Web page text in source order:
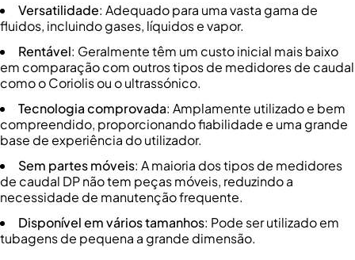
Versatilidade: Adequado para uma vasta gama de
fluidos, incluindo gases, líquidos e vapor.
Rentável: Geralmente têm um custo inicial mais baixo
em comparação com outros tipos de medidores de caudal
como o Coriolis ou o ultrassónico.
Tecnologia comprovada: Amplamente utilizado e bem
compreendido, proporcionando fiabilidade e uma grande
base de experiência do utilizador.
Sem partes móveis: A maioria dos tipos de medidores
de caudal DP não tem peças móveis, reduzindo a
necessidade de manutenção frequente.
Disponível em vários tamanhos: Pode ser utilizado em
tubagens de pequena a grande dimensão.